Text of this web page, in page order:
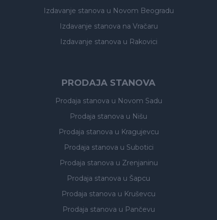
Izdavanje stanova u Novom Beogradu
Izdavanje stanova na Vračaru
Izdavanje stanova u Rakovici
PRODAJA STANOVA
Prodaja stanova u Novom Sadu
Prodaja stanova u Nišu
Prodaja stanova u Kragujevcu
Prodaja stanova u Subotici
Prodaja stanova u Zrenjaninu
Prodaja stanova u Šapcu
Prodaja stanova u Kruševcu
Prodaja stanova u Pančevu